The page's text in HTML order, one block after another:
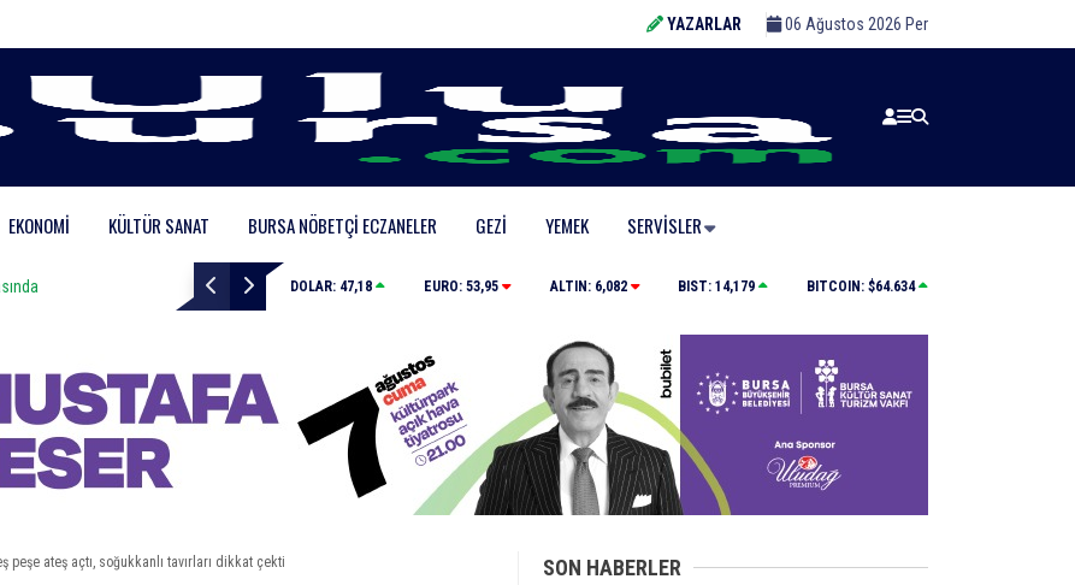
YAZARLAR 06 Ağustos 2026 Per
EKONOMI KÜLTÜR SANAT BURSA NÖBETÇI ECZANELER GEZI YEMEK SERVISLER
Bursa Şehir Hastanesi, Kistik Fibrozis Merkezi olarak tescillendi BUÜ’nün laboratuvarları tam kapasite ile sektörün
DOLAR: 47,18 EURO: 53,95 ALTIN: 6,082 BIST: 14,179 BITCOIN: $64.634
peşe ateş açtı, soğukkanlı tavırları dikkat çekti SON HABERLER